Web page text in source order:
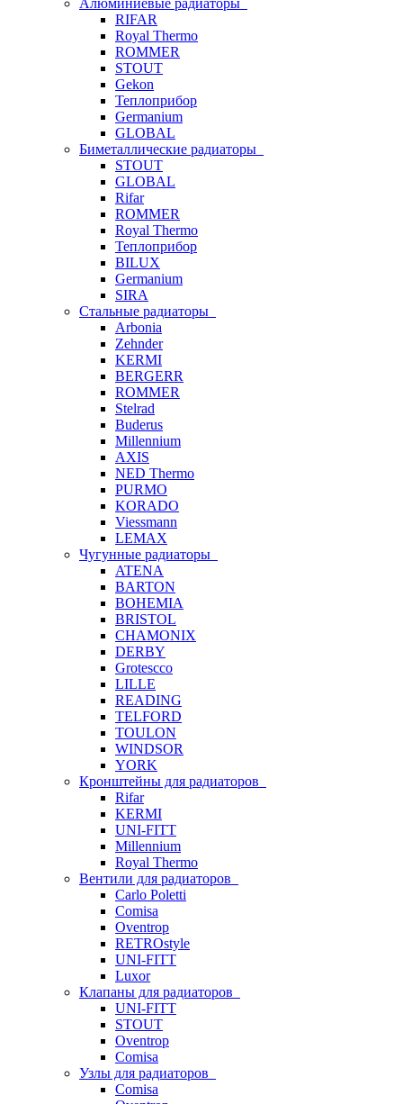
Алюминиевые радиаторы
RIFAR
Royal Thermo
ROMMER
STOUT
Gekon
Теплоприбор
Germanium
GLOBAL
Биметаллические радиаторы
STOUT
GLOBAL
Rifar
ROMMER
Royal Thermo
Теплоприбор
BILUX
Germanium
SIRA
Стальные радиаторы
Arbonia
Zehnder
KERMI
BERGERR
ROMMER
Stelrad
Buderus
Millennium
AXIS
NED Thermo
PURMO
KORADO
Viessmann
LEMAX
Чугунные радиаторы
ATENA
BARTON
BOHEMIA
BRISTOL
CHAMONIX
DERBY
Grotescco
LILLE
READING
TELFORD
TOULON
WINDSOR
YORK
Кронштейны для радиаторов
Rifar
KERMI
UNI-FITT
Millennium
Royal Thermo
Вентили для радиаторов
Carlo Poletti
Comisa
Oventrop
RETROstyle
UNI-FITT
Luxor
Клапаны для радиаторов
UNI-FITT
STOUT
Oventrop
Comisa
Узлы для радиаторов
Comisa